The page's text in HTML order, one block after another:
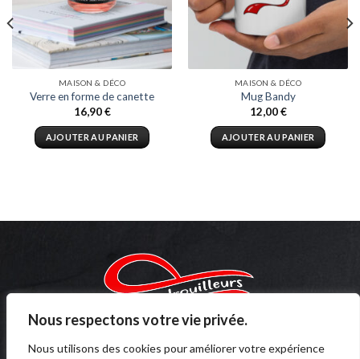
Nous respectons votre vie privée.
Nous utilisons des cookies pour améliorer votre expérience
MAISON & DÉCO
Verre en forme de canette
16,90€
AJOUTER AU PANIER
MAISON & DÉCO
Mug Bandy
12,00€
AJOUTER AU PANIER
Copyright 2023 ©Thevadrouilleurs.fr